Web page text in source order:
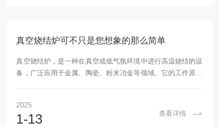
真空烧结炉可不只是您想象的那么简单
真空烧结炉，是一种在真空或低气氛环境中进行高温烧结的设
备，广泛应用于金属、陶瓷、粉末冶金等领域。它的工作原理
统的精准度，再到操作环境的稳定性，每一方面都影响着较终
的烧结效果。今天，我们就来深入了解一下，为什么真空烧结
2025
1-13 查看详情